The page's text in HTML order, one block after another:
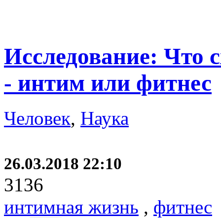
Исследование: Что
- интим или фитнес
Человек, Наука
26.03.2018 22:10
3136
интимная жизнь , фитнес